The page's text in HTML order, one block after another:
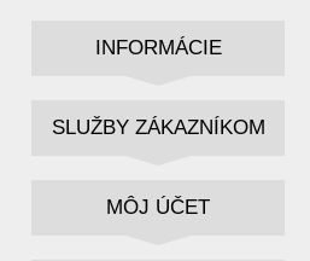
INFORMÁCIE
SLUŽBY ZÁKAZNÍKOM
MÔJ ÚČET